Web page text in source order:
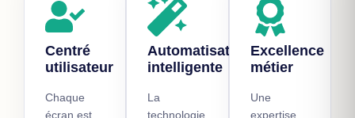
Centré
utilisateur
Chaque
écran est
Automatisation
intelligente
La
technologie
Excellence
métier
Une
expertise